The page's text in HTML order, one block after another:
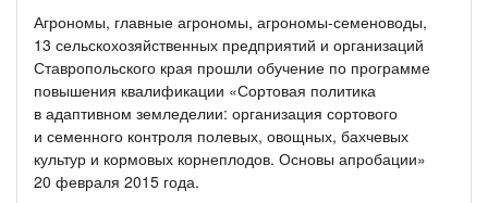
Агрономы, главные агрономы, агрономы-семеноводы,
13 сельскохозяйственных предприятий и организаций
Ставропольского края прошли обучение по программе
повышения квалификации «Сортовая политика
в адаптивном земледелии: организация сортового
и семенного контроля полевых, овощных, бахчевых
культур и кормовых корнеплодов. Основы апробации»
20 февраля 2015 года.